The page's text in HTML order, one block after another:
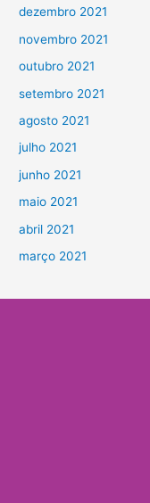
dezembro 2021
novembro 2021
outubro 2021
setembro 2021
agosto 2021
julho 2021
junho 2021
maio 2021
abril 2021
março 2021